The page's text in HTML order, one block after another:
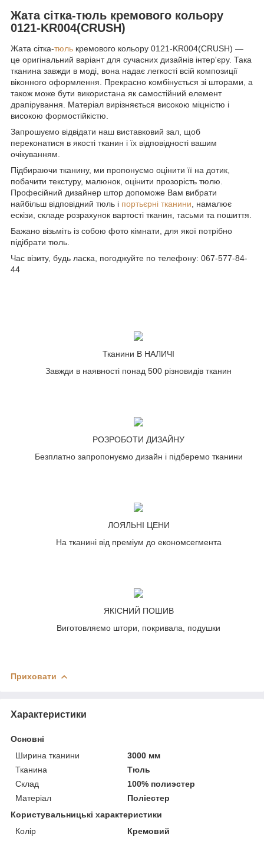
Жата сітка-тюль кремового кольору
0121-KR004(CRUSH)
Жата сітка-тюль кремового кольору 0121-KR004(CRUSH) —
це оригінальний варіант для сучасних дизайнів інтер'єру. Така
тканина завжди в моді, вона надає легкості всій композиції
віконного оформлення. Прекрасно комбінується зі шторами, а
також може бути використана як самостійний елемент
драпірування. Матеріал вирізняється високою міцністю і
високою формостійкістю.
Запрошуємо відвідати наш виставковий зал, щоб
переконатися в якості тканин і їх відповідності вашим
очікуванням.
Підбираючи тканину, ми пропонуємо оцінити її на дотик,
побачити текстуру, малюнок, оцінити прозорість тюлю.
Професійний дизайнер штор допоможе Вам вибрати
найбільш відповідний тюль і портьєрні тканини, намалює
ескізи, складе розрахунок вартості тканин, тасьми та пошиття.
Бажано візьміть із собою фото кімнати, для якої потрібно
підібрати тюль.
Час візиту, будь ласка, погоджуйте по телефону: 067-577-84-
44
Тканини В НАЛИЧІ
Завжди в наявності понад 500 різновидів тканин
РОЗРОБОТИ ДИЗАЙНУ
Безплатно запропонуємо дизайн і підберемо тканини
ЛОЯЛЬНІ ЦЕНИ
На тканині від преміум до економсегмента
ЯКІСНИЙ ПОШИВ
Виготовляємо штори, покривала, подушки
Приховати
Характеристики
Основні
Ширина тканини
3000 мм
Тканина
Тюль
Склад
100% полиэстер
Матеріал
Поліестер
Користувальницькі характеристики
Колір
Кремовий